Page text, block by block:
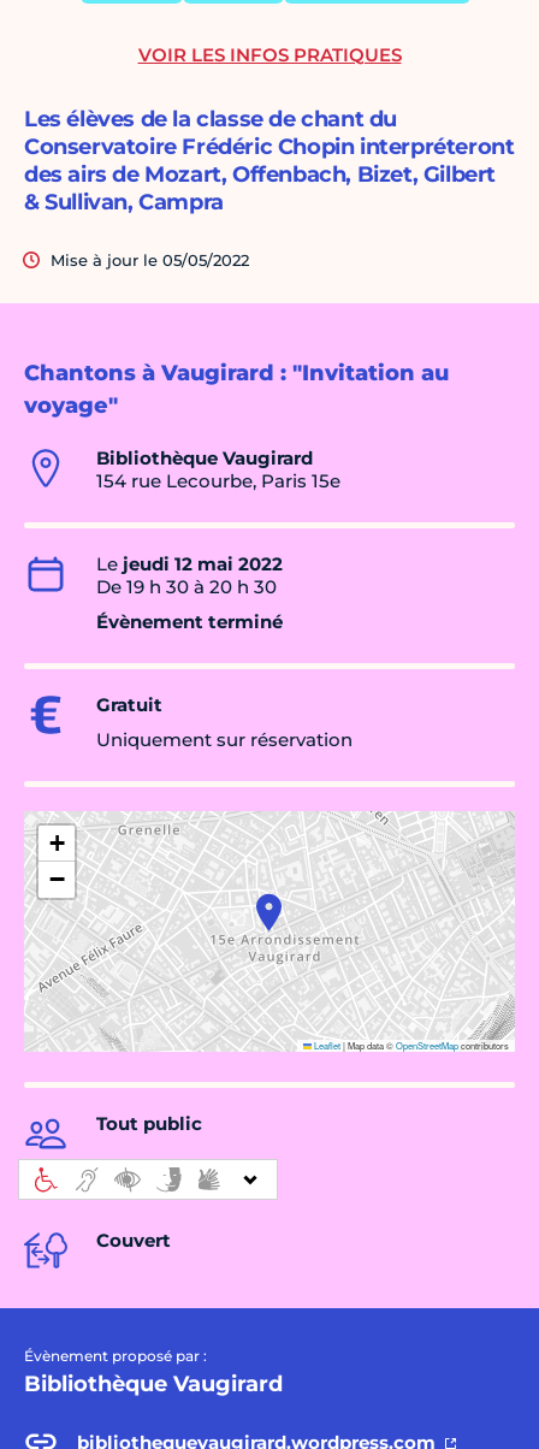
Chantons à Vaugirard : "Invitation au
voyage"
Bibliothèque Vaugirard
154 rue Lecourbe, Paris 15e
Le jeudi 12 mai 2022
De 19 h 30 à 20 h 30
Évènement terminé
Gratuit
Uniquement sur réservation
+
−
Leaflet|Map data ©OpenStreetMapcontributors
Tout public
Couvert
Évènement proposé par :
Bibliothèque Vaugirard
bibliothequevaugirard.wordpress.com
Les élèves de la classe de chant du
Conservatoire Frédéric Chopin interpréteront
des airs de Mozart, Offenbach, Bizet, Gilbert
& Sullivan, Campra
Mise à jour le 05/05/2022
VOIR LES INFOS PRATIQUES